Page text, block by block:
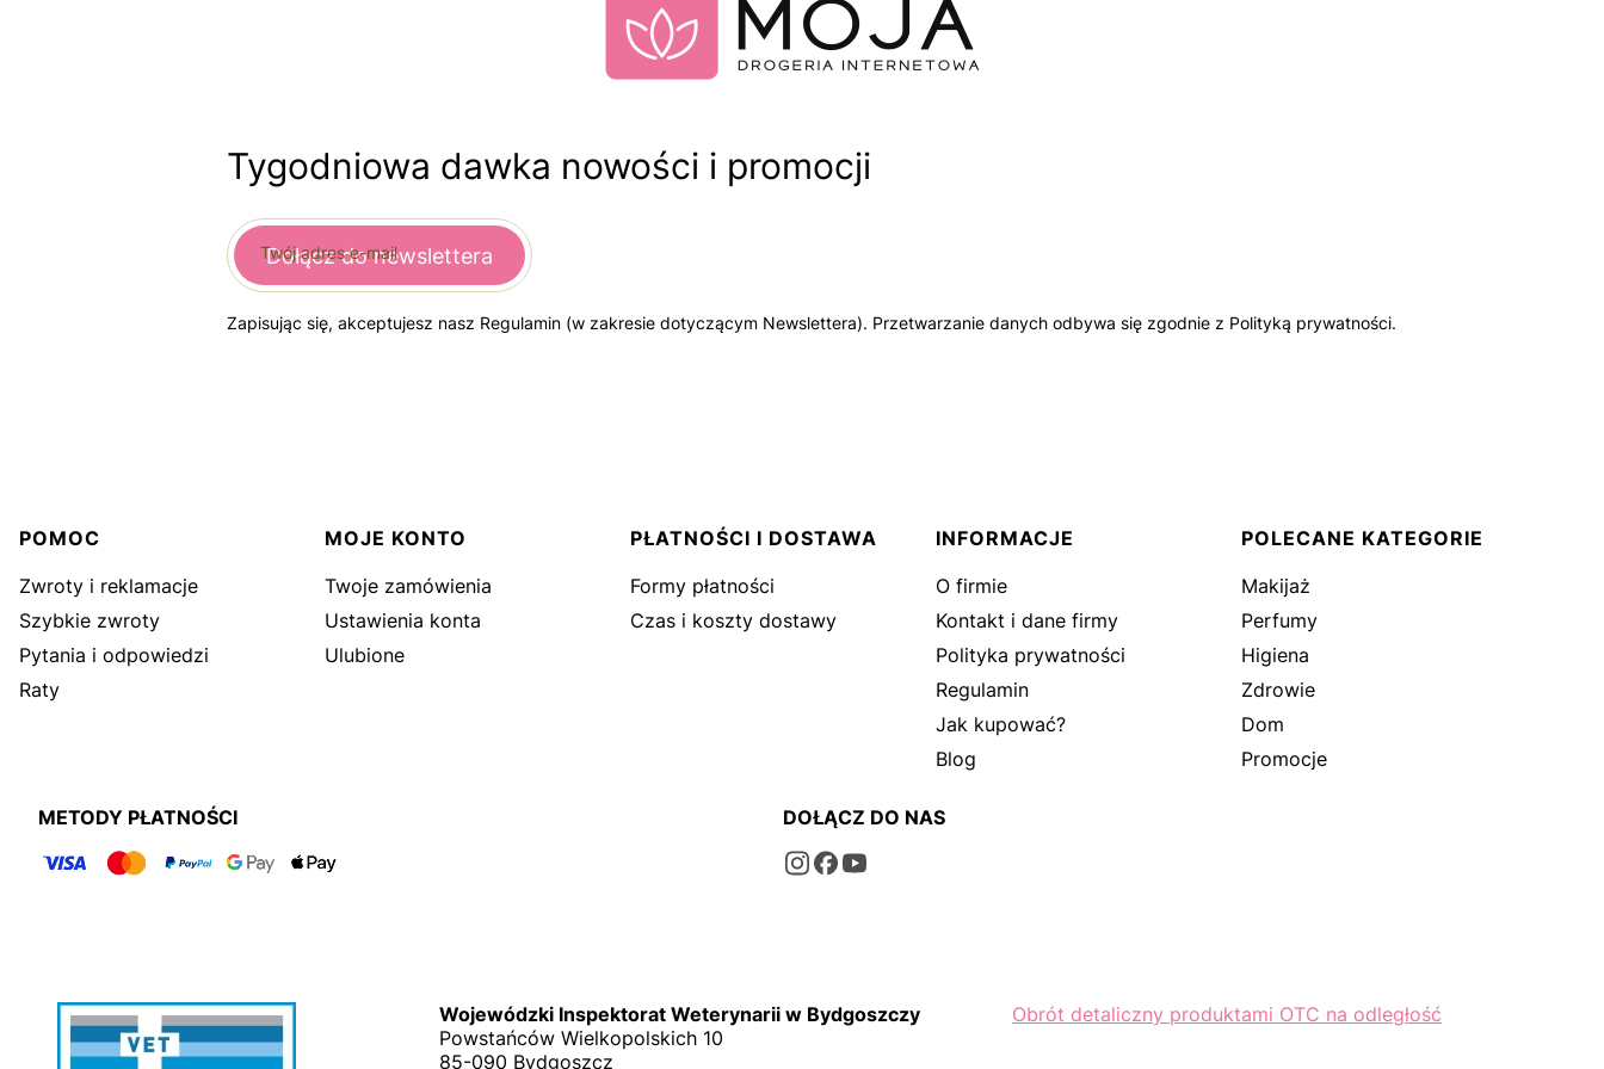
Tygodniowa dawka nowości i promocji
Twój adres e-mail
Dołącz do newslettera
Zapisując się, akceptujesz nasz Regulamin (w zakresie dotyczącym Newslettera). Przetwarzanie danych odbywa się zgodnie z Polityką prywatności.
Linki w stopce
POMOC
Zwroty i reklamacje
Szybkie zwroty
Pytania i odpowiedzi
Raty
MOJE KONTO
Twoje zamówienia
Ustawienia konta
Ulubione
PŁATNOŚCI I DOSTAWA
Formy płatności
Czas i koszty dostawy
INFORMACJE
O firmie
Kontakt i dane firmy
Polityka prywatności
Regulamin
Jak kupować?
Blog
POLECANE KATEGORIE
Makijaż
Perfumy
Higiena
Zdrowie
Dom
Promocje
METODY PŁATNOŚCI DOŁĄCZ DO NAS
Wojewódzki Inspektorat Weterynarii w Bydgoszczy
Powstańców Wielkopolskich 10
85-090 Bydgoszcz
Obrót detaliczny produktami OTC na odległość